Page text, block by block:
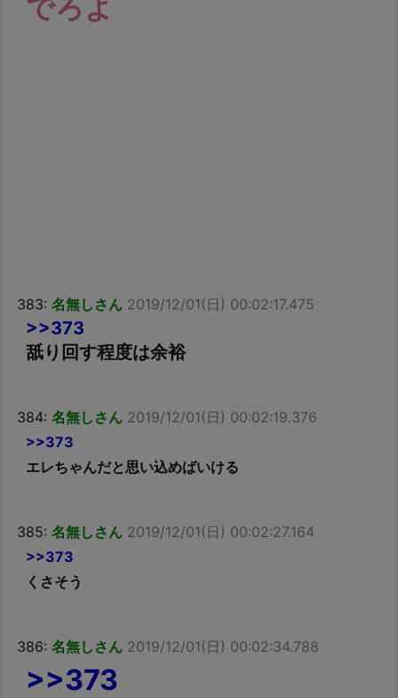
でろよ
383: 名無しさん 2019/12/01(日) 00:02:17.475
>>373
舐り回す程度は余裕
384: 名無しさん 2019/12/01(日) 00:02:19.376
>>373
エレちゃんだと思い込めばいける
385: 名無しさん 2019/12/01(日) 00:02:27.164
>>373
くさそう
386: 名無しさん 2019/12/01(日) 00:02:34.788
>>373